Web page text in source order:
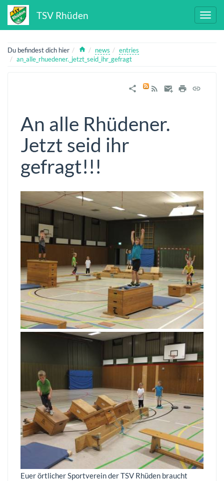
TSV Rhüden
Du befindest dich hier Homenews
entries
an_alle_rhuedener._jetzt_seid_ihr_gefragt
An alle Rhüdener.
Jetzt seid ihr
gefragt!!!
Euer örtlicher Sportverein der TSV Rhüden braucht